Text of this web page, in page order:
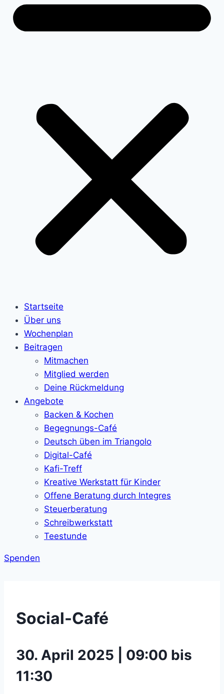
Startseite
Über uns
Wochenplan
Beitragen
Mitmachen
Mitglied werden
Deine Rückmeldung
Angebote
Backen & Kochen
Begegnungs-Café
Deutsch üben im Triangolo
Digital-Café
Kafi-Treff
Kreative Werkstatt für Kinder
Offene Beratung durch Integres
Steuerberatung
Schreibwerkstatt
Teestunde
Spenden
Social-Café
30. April 2025 | 09:00 bis
11:30